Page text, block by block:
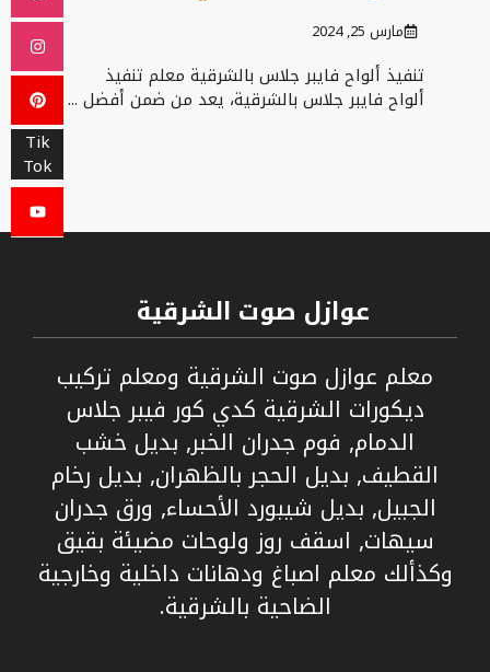
Tik
Tok
مارس 25, 2024
تنفيذ ألواح فايبر جلاس بالشرقية معلم تنفيذ
ألواح فايبر جلاس بالشرقية، يعد من ضمن أفضل ...
عوازل صوت الشرقية
معلم عوازل صوت الشرقية ومعلم تركيب
ديكورات الشرقية كدي كور فيبر جلاس
الدمام, فوم جدران الخبر, بديل خشب
القطيف, بديل الحجر بالظهران, بديل رخام
الجبيل, بديل شيبورد الأحساء, ورق جدران
سيهات, اسقف روز ولوحات مضيئة بقيق
وكذألك معلم اصباغ ودهانات داخلية وخارجية
الضاحية بالشرقية.